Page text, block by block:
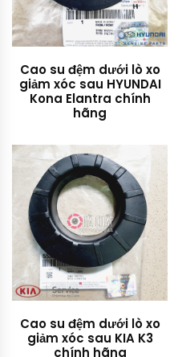
Cao su đệm dưới lò xo
giảm xóc sau HYUNDAI
Kona Elantra chính
hãng
Cao su đệm dưới lò xo
giảm xóc sau KIA K3
chính hãng